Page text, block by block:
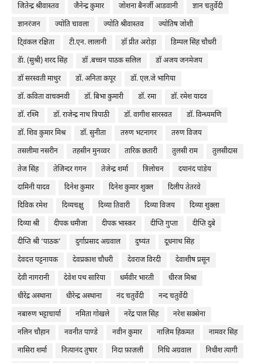
जितेन्द्र श्रीवास्तव
जैनेन्द्र कुमार जोशना बैनर्जी आडवानी
ज्ञान चतुर्वेदी
ज्ञानरंजन
ज्योति चावला ज्योति श्रीवास्तव
ज्योतिष जोशी
टि्वंकल रक्षिता
टी.एन. लालानी ड़ॉ प्रीत अरोड़ा
डिम्पल सिंह चौधरी
डॅा. (सुश्री) शरद सिंह
डॉ .बच्चन पाठक सलिल
डॉ अजय जनमेजय
डॉ सरस्वती माथुर
डॉ. अनिता कपूर
डॉ. एल.जे भागिया
डॉ. कविता वाचक्नवी
डॉ. बिभा कुमारी डॉ. रमा
डॉ. रमेश यादव
डॉ. रश्मि
डॉ. राजेन्द्र नाथ त्रिपाठी डॉ. वागीश सारस्वत
डॉ. विन्ध्यमणि
डॉ. शिव कुमार मिश्र
डॉ. सुनीता तरुण भटनागर
तरुण विजय
तसलीमा नसरीन
तहसीन मुनव्वर तारिक छतारी तुलसी राम
तुलसीदास
तेज सिंह
तेजिन्दर गगन तेजेन्द्र शर्मा त्रिलोचन
दयानंद पांडेय
दामिनी यादव
दिनेश कुमार दिनेश कुमार शुक्ल
दिलीप तेतरवे
दिविक रमेश
दिव्यचक्षु दिव्या तिवारी दिव्या विजय
दिव्या शुक्ला
दिव्या श्री
दीपक धमीजा दीपक भास्कर दीप्ति गुप्ता
दीप्ति दुबे
दीप्ति श्री ‘पाठक’
दुर्गाप्रसाद अग्रवाल दुष्यंत
दूधनाथ सिंह
देवदत्त पट्टनायक
देवप्रकाश चौधरी देवराज विरदी
देवाशीष प्रसून
देवी नागरानी
देवेश पथ सारिया धर्मवीर भारती
धीरज मिश्रा
धीरेंद्र अस्थाना
धीरेन्द्र अस्थाना नंद चतुर्वेदी
नन्द चतुर्वेदी
नबारुण भट्टाचार्या
नमिता गोखले नरेंद्र पाल सिंह
नरेश सक्सेना
नलिन चौहान
नवनीत पाण्डे नवीन कुमार नाज़िम हिकमत
नामवर सिंह
नासिरा शर्मा
नित्यानंद तुषार निदा फ़ाज़ली निधि अग्रवाल
निधीश त्यागी